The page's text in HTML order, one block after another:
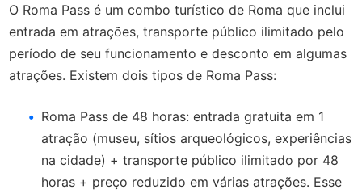
O Roma Pass é um combo turístico de Roma que inclui
entrada em atrações, transporte público ilimitado pelo
período de seu funcionamento e desconto em algumas
atrações. Existem dois tipos de Roma Pass:
Roma Pass de 48 horas: entrada gratuita em 1
atração (museu, sítios arqueológicos, experiências
na cidade) + transporte público ilimitado por 48
horas + preço reduzido em várias atrações. Esse